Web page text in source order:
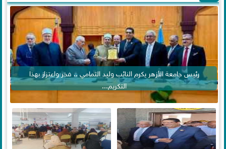
رئيس جامعة الأزهر يكرم النائب وليد التمامي .. فخر واعتزاز بهذا
التكريم...